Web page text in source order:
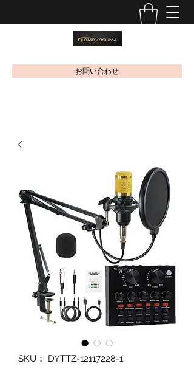
お問い合わせ
SKU： DYTTZ-12117228-1